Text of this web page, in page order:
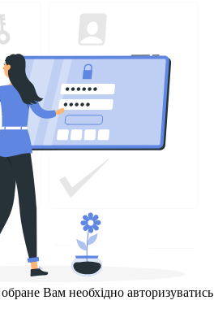
Вам необхідно авторизуватись